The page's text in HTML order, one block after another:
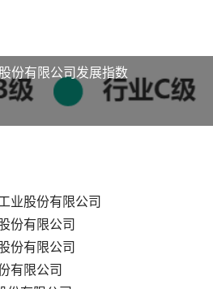
份有限公司发展指数
业股份有限公司
份有限公司
份有限公司
有限公司